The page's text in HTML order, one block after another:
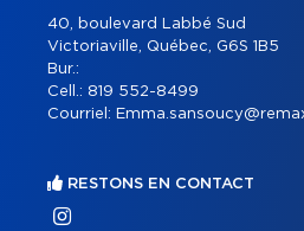
40, boulevard Labbé Sud
Victoriaville, Québec, G6S 1B5
Bur.:
Cell.: 819 552-8499
Courriel:
RESTONS EN CONTACT